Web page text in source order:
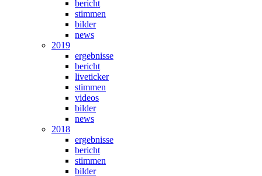
bericht
stimmen
bilder
news
2019
ergebnisse
bericht
liveticker
stimmen
videos
bilder
news
2018
ergebnisse
bericht
stimmen
bilder